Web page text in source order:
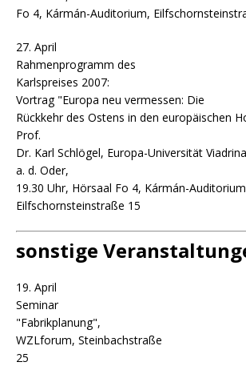
Fo 4, Kármán-Auditorium,
27. April
Rahmenprogramm des
Karlspreises 2007:
Vortrag "Europa neu vermessen: Die
Rückkehr des Ostens in den europäischen
Prof.
Dr. Karl Schlögel, Europa-Universität
a. d. Oder,
19.30 Uhr, Hörsaal Fo 4, Kármán-
Eilfschornsteinstraße 15
sonstige
19. April
Seminar
"Fabrikplanung",
WZLforum, Steinbachstraße
25